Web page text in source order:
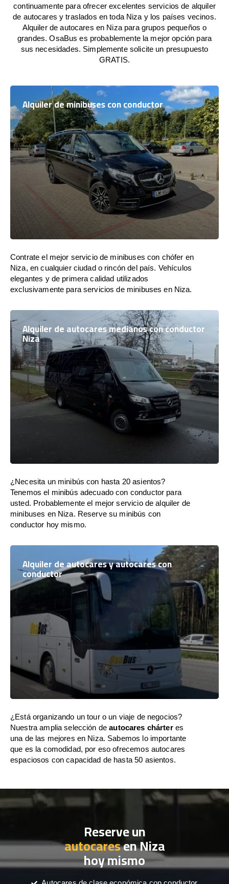
continuamente para ofrecer excelentes servicios de alquiler
de autocares y traslados en toda Niza y los países vecinos.
Alquiler de autocares en Niza para grupos pequeños o
grandes. OsaBus es probablemente la mejor opción para
sus necesidades. Simplemente solicite un presupuesto
GRATIS.
Alquiler de minibuses con conductor
Contrate el mejor servicio de minibuses con chófer en
Niza, en cualquier ciudad o rincón del país. Vehículos
elegantes y de primera calidad utilizados
exclusivamente para servicios de minibuses en Niza.
Alquiler de autocares medianos con conductor
Niza
¿Necesita un minibús con hasta 20 asientos?
Tenemos el minibús adecuado con conductor para
usted. Probablemente el mejor servicio de alquiler de
minibuses en Niza. Reserve su minibús con
conductor hoy mismo.
Alquiler de autocares y autocares con
conductor
¿Está organizando un tour o un viaje de negocios?
Nuestra amplia selección deautocares chárteres
una de las mejores en Niza. Sabemos lo importante
que es la comodidad, por eso ofrecemos autocares
espaciosos con capacidad de hasta 50 asientos.
Reserve un
autocaresen Niza
hoy mismo